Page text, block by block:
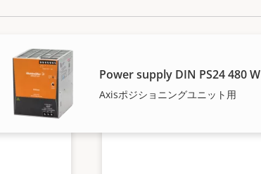
Power supply DIN PS24 480 W
Axisポジショニングユニット用